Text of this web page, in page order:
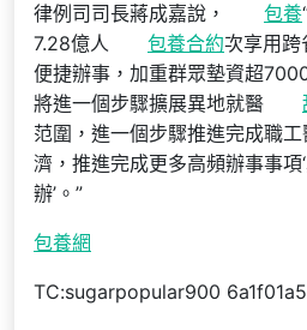
律例司司長蔣成嘉說，
包養
7.28億人
包養合約次享用跨
便捷辦事，加重群眾墊資超
將進一個步驟擴展異地就醫
范圍，進一個步驟推進完成職
濟，推進完成更多高頻辦事事項
辦’。”
包養網
TC:sugarpopular900